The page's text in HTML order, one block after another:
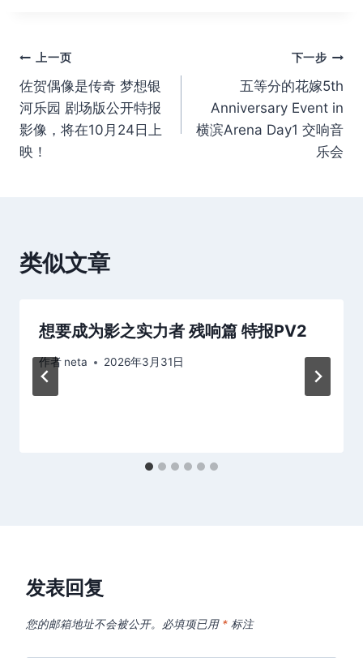
文
章
导
航
上一页
佐贺偶像是传奇 梦想银
河乐园 剧场版公开特报
影像，将在10月24日上
映！
下一步
五等分的花嫁5th
Anniversary Event in
横滨Arena Day1 交响音
乐会
类似文章
想要成为影之实力者 残响篇 特报PV2
作者 neta 2026年3月31日
发表回复
您的邮箱地址不会被公开。 必填项已用 * 标注